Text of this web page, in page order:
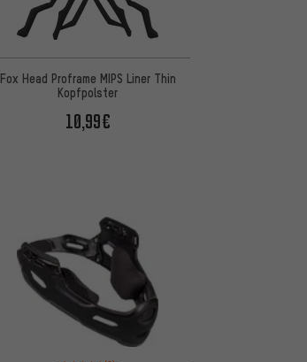
Fox Head Proframe MIPS Liner Thin
Kopfpolster
10,99€